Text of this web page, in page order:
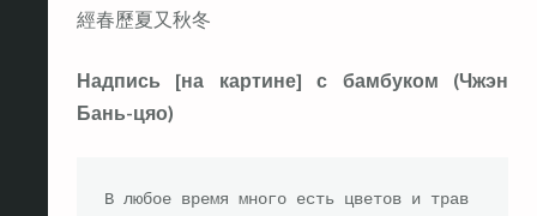
經春歷夏又秋冬
Надпись [на картине] с бамбуком (Чжэн
Бань-цяо)
В любое время много есть цветов и трав